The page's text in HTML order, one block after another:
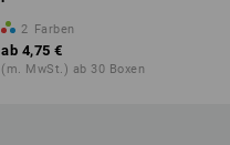
2 Farben
ab 4,75 €
(m. MwSt.) ab 30 Boxen